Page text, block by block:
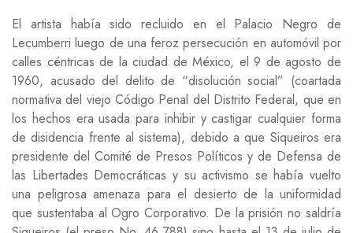
El artista había sido recluido en el Palacio Negro de
Lecumberri luego de una feroz persecución en automóvil por
calles céntricas de la ciudad de México, el 9 de agosto de
1960, acusado del delito de “disolución social” (coartada
normativa del viejo Código Penal del Distrito Federal, que en
los hechos era usada para inhibir y castigar cualquier forma
de disidencia frente al sistema), debido a que Siqueiros era
presidente del Comité de Presos Políticos y de Defensa de
las Libertades Democráticas y su activismo se había vuelto
una peligrosa amenaza para el desierto de la uniformidad
que sustentaba al Ogro Corporativo. De la prisión no saldría